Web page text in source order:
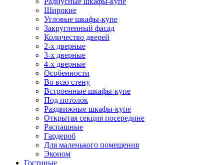
Широкие
Угловые шкафы-купе
Закругленный фасад
Количество дверей
2-х дверные
3-х дверные
4-х дверные
Особенности
Во всю стену
Встроенные шкафы-купе
Под потолок
Раздвижные шкафы-купе
Открытая секция посередине
Распашные
Гардероб
Для маленького помещения
Эконом
Гостиные